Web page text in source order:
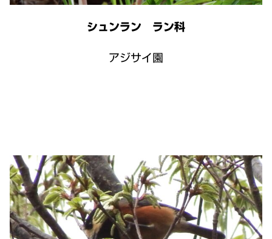
シュンラン ラン科
アジサイ園